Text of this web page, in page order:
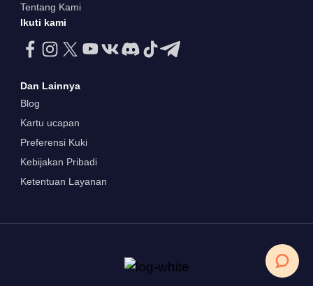
Tentang Kami
Ikuti kami
Dan Lainnya
Blog
Kartu ucapan
Preferensi Kuki
Kebijakan Pribadi
Ketentuan Layanan